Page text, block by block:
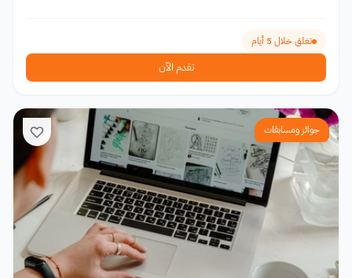
تغلق خلال 5 أيام
تقدم الآن
جوائز ومسابقات